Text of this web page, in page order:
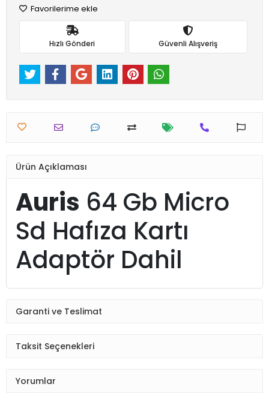
Favorilerime ekle
Hızlı Gönderi Güvenli Alışveriş
Ürün Açıklaması
Auris 64 Gb Micro
Sd Hafıza Kartı
Adaptör Dahil
Garanti ve Teslimat
Taksit Seçenekleri
Yorumlar